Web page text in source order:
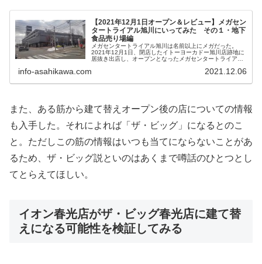
【2021年12月1日オープン＆レビュー】メガセン
タートライアル旭川にいってみた その１・地下
食品売り場編
メガセンタートライアル旭川は名前以上にメガだった。
2021年12月1日、閉店したイトーヨーカドー旭川店跡地に
居抜き出店し、オープンとなったメガセンタートライアル
info-asahikawa.com 2021.12.06
また、ある筋から建て替えオープン後の店についての情報
も入手した。それによれば「ザ・ビッグ」になるとのこ
と。ただしこの筋の情報はいつも当てにならないことがあ
るため、ザ・ビッグ説といのはあくまで噂話のひとつとし
てとらえてほしい。
イオン春光店がザ・ビッグ春光店に建て替
えになる可能性を検証してみる